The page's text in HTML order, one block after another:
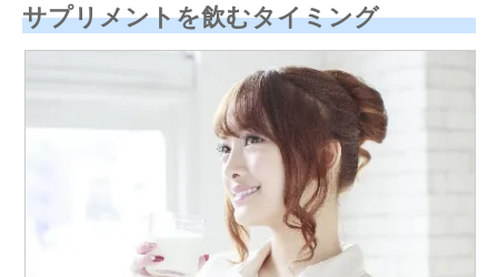
サプリメントを飲むタイミング